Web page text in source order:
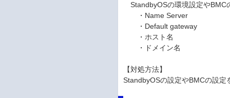
StandbyOSの環境設定やBMC
・Name Server
・Default gateway
・ホスト名
・ドメイン名
【対処方法】
StandbyOSの設定やBMCの設